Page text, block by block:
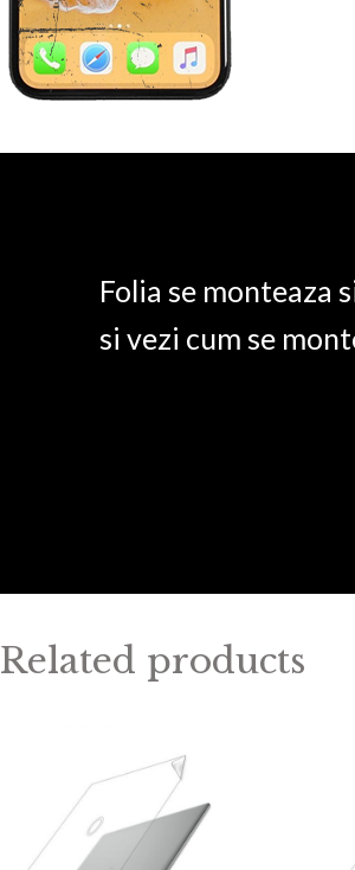
Folia se monteaza
si vezi cum se
Related products